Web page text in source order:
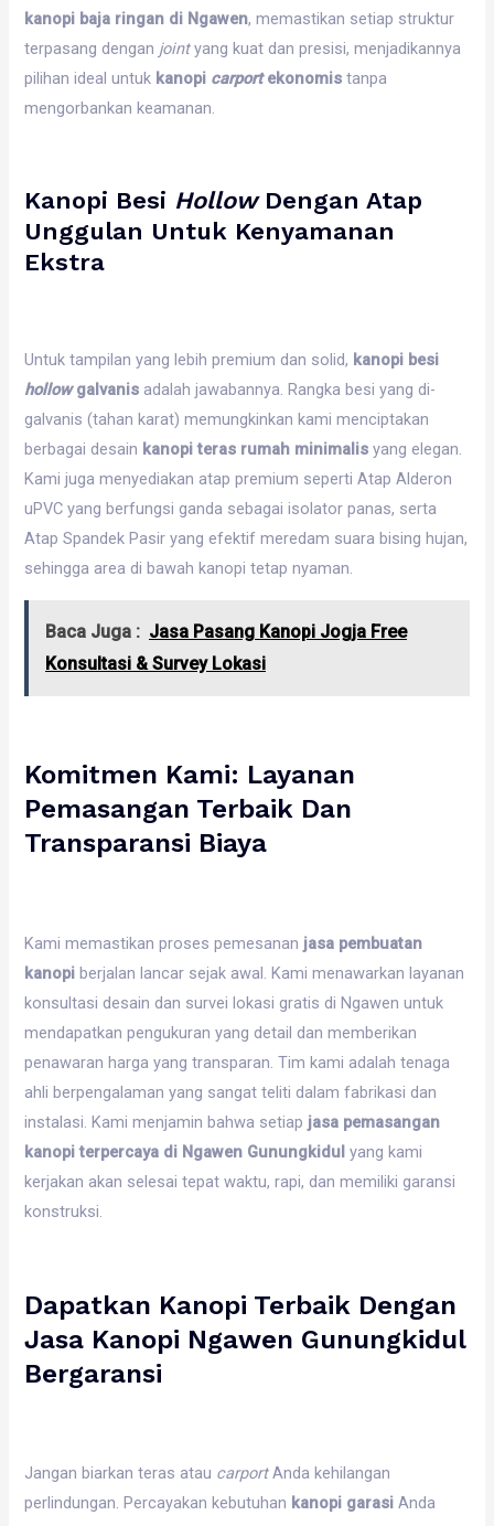
kanopi baja ringan di Ngawen, memastikan setiap struktur
terpasang dengan jointyang kuat dan presisi, menjadikannya
pilihan ideal untuk kanopi carportekonomis tanpa
mengorbankan keamanan.
Kanopi Besi HollowDengan Atap
Unggulan Untuk Kenyamanan
Ekstra
Untuk tampilan yang lebih premium dan solid, kanopi besi
hollowgalvanis adalah jawabannya. Rangka besi yang di-
galvanis (tahan karat) memungkinkan kami menciptakan
berbagai desain kanopi teras rumah minimalis yang elegan.
Kami juga menyediakan atap premium seperti Atap Alderon
uPVC yang berfungsi ganda sebagai isolator panas, serta
Atap Spandek Pasir yang efektif meredam suara bising hujan,
sehingga area di bawah kanopi tetap nyaman.
Baca Juga : Jasa Pasang Kanopi Jogja Free
Konsultasi & Survey Lokasi
Komitmen Kami: Layanan
Pemasangan Terbaik Dan
Transparansi Biaya
Kami memastikan proses pemesanan jasa pembuatan
kanopi berjalan lancar sejak awal. Kami menawarkan layanan
konsultasi desain dan survei lokasi gratis di Ngawen untuk
mendapatkan pengukuran yang detail dan memberikan
penawaran harga yang transparan. Tim kami adalah tenaga
ahli berpengalaman yang sangat teliti dalam fabrikasi dan
instalasi. Kami menjamin bahwa setiap jasa pemasangan
kanopi terpercaya di Ngawen Gunungkidul yang kami
kerjakan akan selesai tepat waktu, rapi, dan memiliki garansi
konstruksi.
Dapatkan Kanopi Terbaik Dengan
Jasa Kanopi Ngawen Gunungkidul
Bergaransi
Jangan biarkan teras atau carportAnda kehilangan
perlindungan. Percayakan kebutuhan kanopi garasi Anda